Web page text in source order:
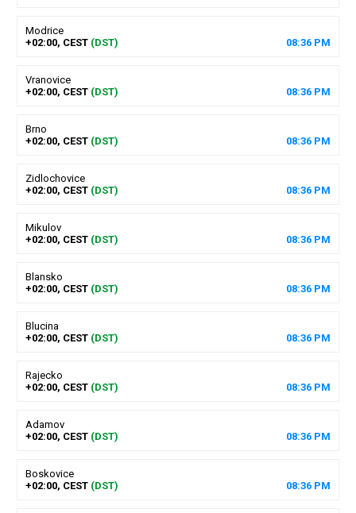
Modrice
+02:00, CEST (DST) 08:36 PM
Vranovice
+02:00, CEST (DST) 08:36 PM
Brno
+02:00, CEST (DST) 08:36 PM
Zidlochovice
+02:00, CEST (DST) 08:36 PM
Mikulov
+02:00, CEST (DST) 08:36 PM
Blansko
+02:00, CEST (DST) 08:36 PM
Blucina
+02:00, CEST (DST) 08:36 PM
Rajecko
+02:00, CEST (DST) 08:36 PM
Adamov
+02:00, CEST (DST) 08:36 PM
Boskovice
+02:00, CEST (DST) 08:36 PM